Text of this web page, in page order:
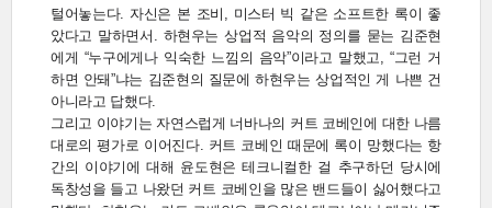
털어놓는다. 자신은 본 조비, 미스터 빅 같은 소프트한 록이 좋
았다고 말하면서. 하현우는 상업적 음악의 정의를 묻는 김준현
에게 “누구에게나 익숙한 느낌의 음악”이라고 말했고, “그런 거
하면 안돼”냐는 김준현의 질문에 하현우는 상업적인 게 나쁜 건
아니라고 답했다.
그리고 이야기는 자연스럽게 너바나의 커트 코베인에 대한 나름
대로의 평가로 이어진다. 커트 코베인 때문에 록이 망했다는 항
간의 이야기에 대해 윤도현은 테크니컬한 걸 추구하던 당시에
독창성을 들고 나왔던 커트 코베인을 많은 밴드들이 싫어했다고